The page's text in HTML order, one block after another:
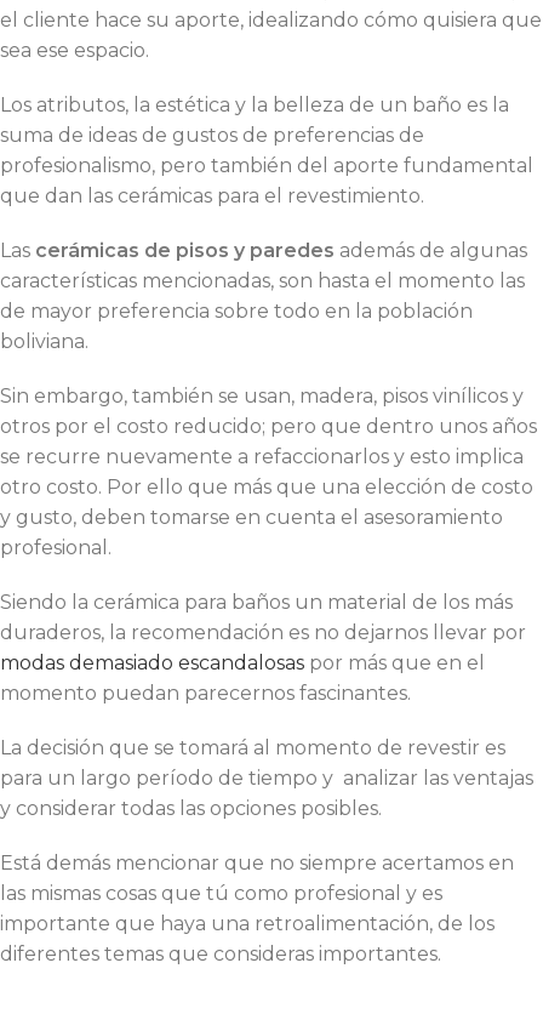
el cliente hace su aporte, idealizando cómo quisiera que
sea ese espacio.
Los atributos, la estética y la belleza de un baño es la
suma de ideas de gustos de preferencias de
profesionalismo, pero también del aporte fundamental
que dan las cerámicas para el revestimiento.
Las cerámicas de pisos y paredes además de algunas
características mencionadas, son hasta el momento las
de mayor preferencia sobre todo en la población
boliviana.
Sin embargo, también se usan, madera, pisos vinílicos y
otros por el costo reducido; pero que dentro unos años
se recurre nuevamente a refaccionarlos y esto implica
otro costo. Por ello que más que una elección de costo
y gusto, deben tomarse en cuenta el asesoramiento
profesional.
Siendo la cerámica para baños un material de los más
duraderos, la recomendación es no dejarnos llevar por
modas demasiado escandalosas por más que en el
momento puedan parecernos fascinantes.
La decisión que se tomará al momento de revestir es
para un largo período de tiempo y analizar las ventajas
y considerar todas las opciones posibles.
Está demás mencionar que no siempre acertamos en
las mismas cosas que tú como profesional y es
importante que haya una retroalimentación, de los
diferentes temas que consideras importantes.